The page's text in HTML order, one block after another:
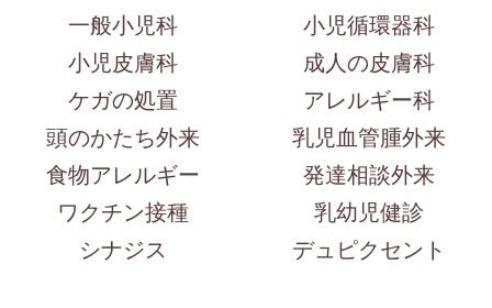
一般小児科
小児循環器科
小児皮膚科
成人の皮膚科
ケガの処置
アレルギー科
頭のかたち外来
乳児血管腫外来
食物アレルギー
発達相談外来
ワクチン接種
乳幼児健診
シナジス
デュピクセント